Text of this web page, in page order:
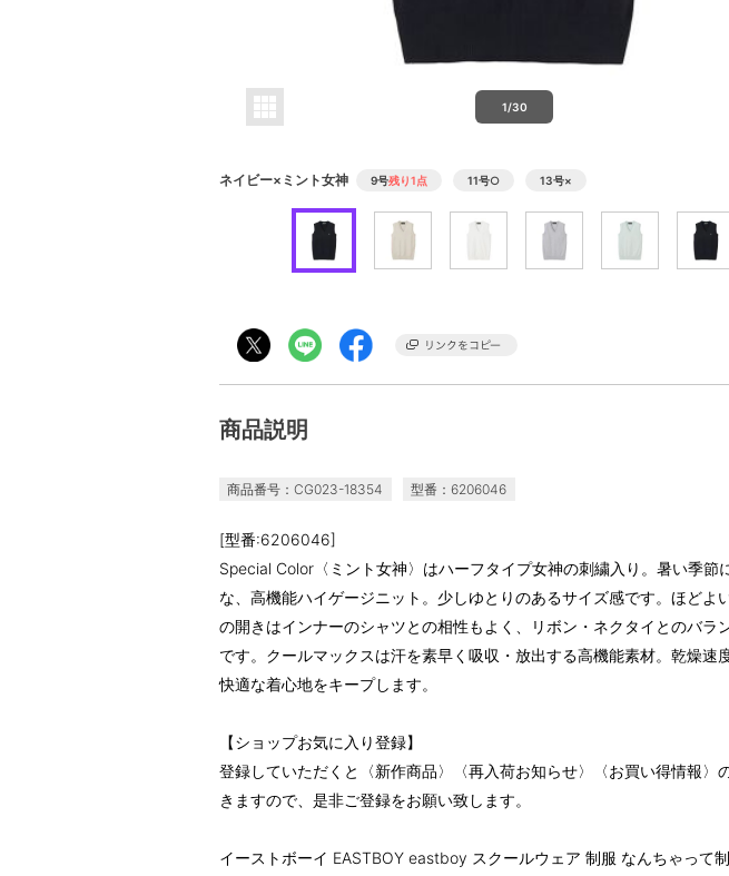
1/30
ネイビー×ミント女神 9号残り1点 11号○ 13号×
商品説明
商品番号：CG023-18354 型番：6206046
[型番:6206046]
Special Color〈ミント女神〉はハーフタイプ女神の刺繍入り。暑い季節
な、高機能ハイゲージニット。少しゆとりのあるサイズ感です。ほどよ
の開きはインナーのシャツとの相性もよく、リボン・ネクタイとのバラ
です。クールマックスは汗を素早く吸収・放出する高機能素材。乾燥速
快適な着心地をキープします。
【ショップお気に入り登録】
登録していただくと〈新作商品〉〈再入荷お知らせ〉〈お買い得情報〉
きますので、是非ご登録をお願い致します。
イーストボーイ EASTBOY eastboy スクールウェア 制服 なんちゃって